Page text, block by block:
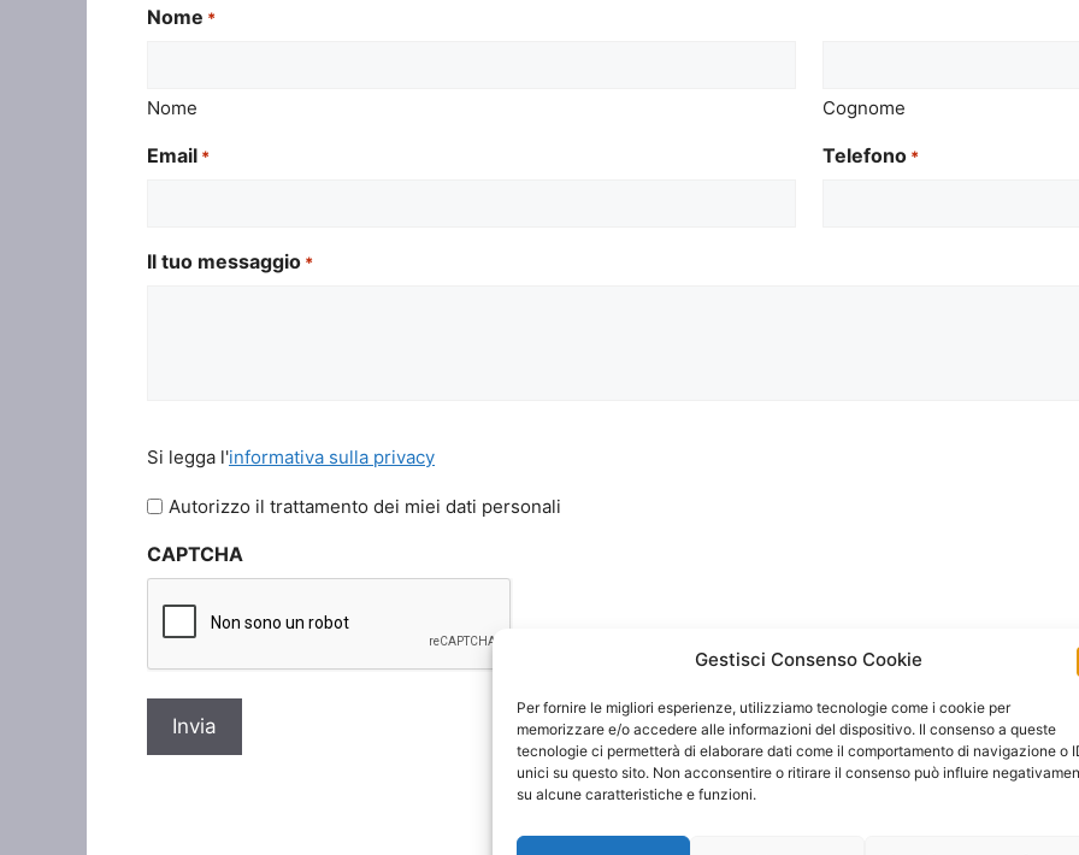
Gestisci Consenso Cookie
Per fornire le migliori esperienze, utilizziamo tecnologie come i cookie per
memorizzare e/o accedere alle informazioni del dispositivo. Il consenso a queste
tecnologie ci permetterà di elaborare dati come il comportamento di navigazione o
unici su questo sito. Non acconsentire o ritirare il consenso può influire
su alcune caratteristiche e funzioni.
Nome *
Nome Cognome
Email * Telefono *
Il tuo messaggio *
legga
l'informativa
privacy
Si legga l'informativa sulla privacy
Autorizzo il trattamento dei miei dati personali
CAPTCHA